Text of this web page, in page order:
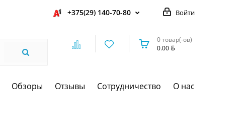
Войти
+375(29) 140-70-80
0 товар(-ов)
0.00
Обзоры Отзывы Сотрудничество О нас